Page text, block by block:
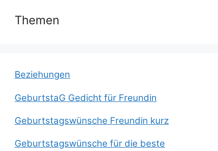
Themen
Beziehungen
GeburtstaG Gedicht für Freundin
Geburtstagswünsche Freundin kurz
Geburtstagswünsche für die beste